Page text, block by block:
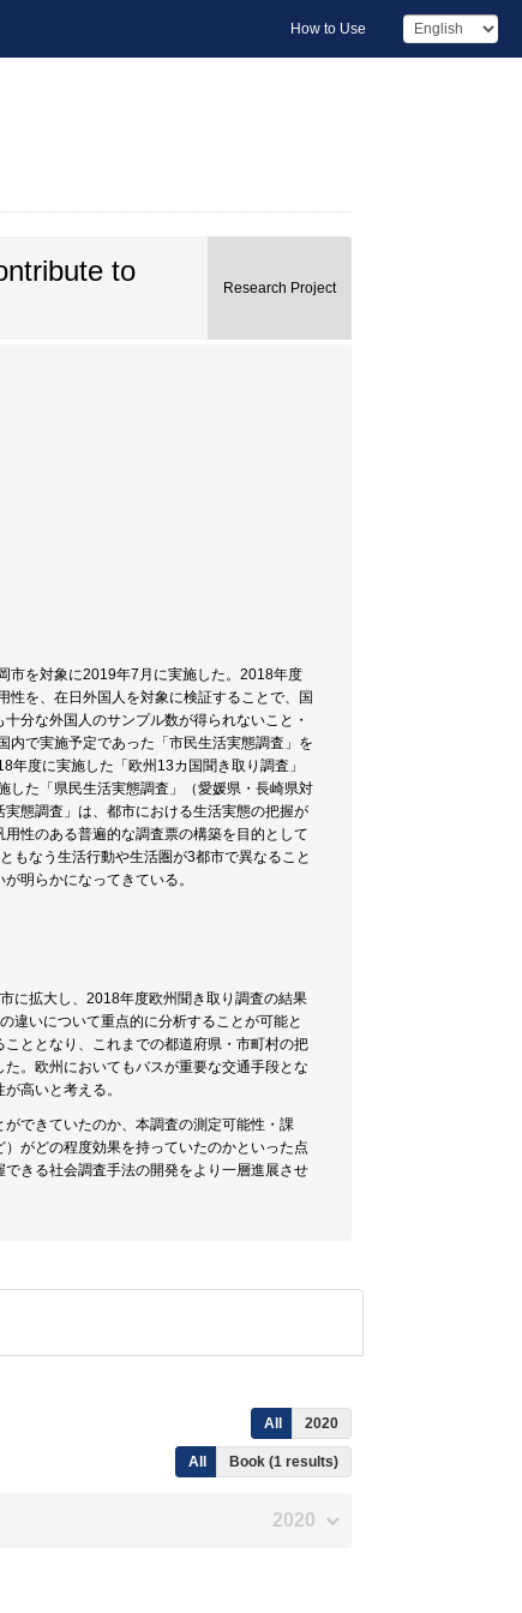
How to Use
to
Research Project
市を対象に2019年7月に実施した。2018年度
を、在日外国人を対象に検証することで、国
分な外国人のサンプル数が得られないこと・
内で実施予定であった「市民生活実態調査」を
度に実施した「欧州13カ国聞き取り調査」
した「県民生活実態調査」（愛媛県・長崎県対
態調査」は、都市における生活実態の把握が
性のある普遍的な調査票の構築を目的として
もなう生活行動や生活圏が3都市で異なること
明らかになってきている。
に拡大し、2018年度欧州聞き取り調査の結果
違いについて重点的に分析することが可能と
ととなり、これまでの都道府県・市町村の把
。欧州においてもバスが重要な交通手段とな
高いと考える。
できていたのか、本調査の測定可能性・課
がどの程度効果を持っていたのかといった点
きる社会調査手法の開発をより一層進展させ
All 2020
All Book (1 results)
2020